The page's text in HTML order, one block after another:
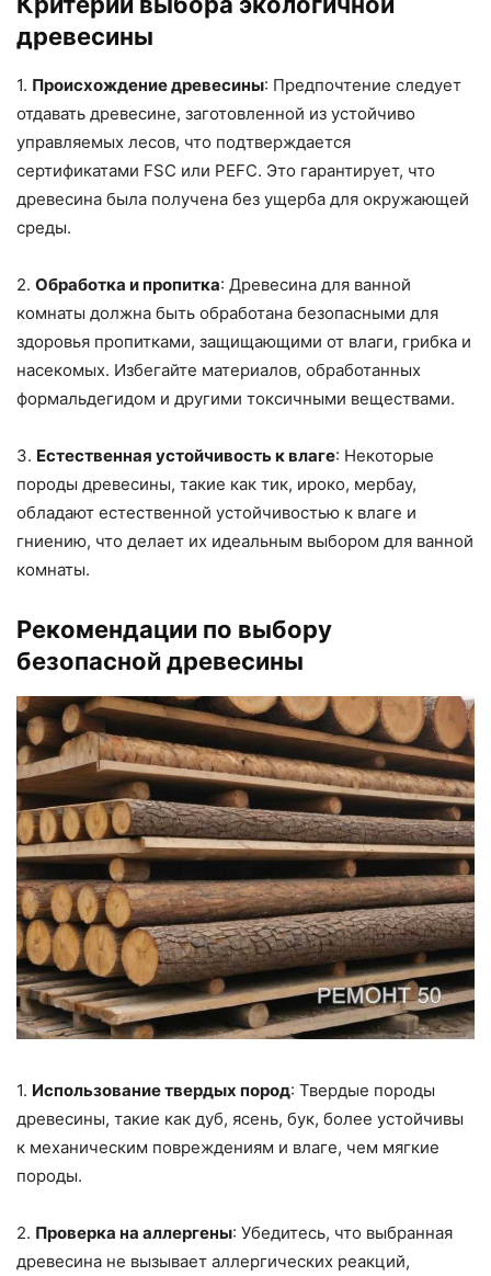
древесины
1. Происхождение древесины: Предпочтение следует
отдавать древесине, заготовленной из устойчиво
управляемых лесов, что подтверждается
сертификатами FSC или PEFC. Это гарантирует, что
древесина была получена без ущерба для окружающей
среды.
2. Обработка и пропитка: Древесина для ванной
комнаты должна быть обработана безопасными для
здоровья пропитками, защищающими от влаги, грибка и
насекомых. Избегайте материалов, обработанных
формальдегидом и другими токсичными веществами.
3. Естественная устойчивость к влаге: Некоторые
породы древесины, такие как тик, ироко, мербау,
обладают естественной устойчивостью к влаге и
гниению, что делает их идеальным выбором для ванной
комнаты.
Рекомендации по выбору
безопасной древесины
1. Использование твердых пород: Твердые породы
древесины, такие как дуб, ясень, бук, более устойчивы
к механическим повреждениям и влаге, чем мягкие
породы.
2. Проверка на аллергены: Убедитесь, что выбранная
древесина не вызывает аллергических реакций,